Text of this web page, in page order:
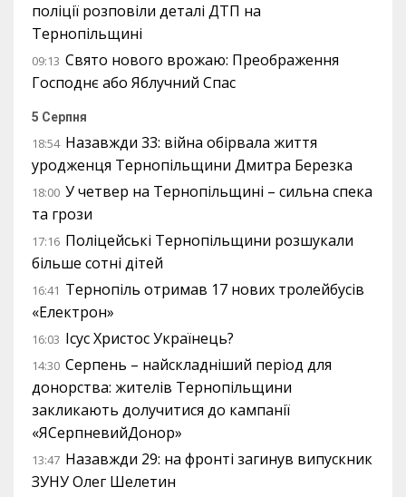
поліції розповіли деталі ДТП на
Тернопільщині
09:13 Свято нового врожаю: Преображення
Господнє або Яблучний Спас
5 Серпня
18:54 Назавжди 33: війна обірвала життя
уродженця Тернопільщини Дмитра Березка
18:00 У четвер на Тернопільщині – сильна спека
та грози
17:16 Поліцейські Тернопільщини розшукали
більше сотні дітей
16:41 Тернопіль отримав 17 нових тролейбусів
«Електрон»
16:03 Ісус Христос Українець?
14:30 Серпень – найскладніший період для
донорства: жителів Тернопільщини
закликають долучитися до кампанії
«ЯСерпневийДонор»
13:47 Назавжди 29: на фронті загинув випускник
ЗУНУ Олег Шелетин